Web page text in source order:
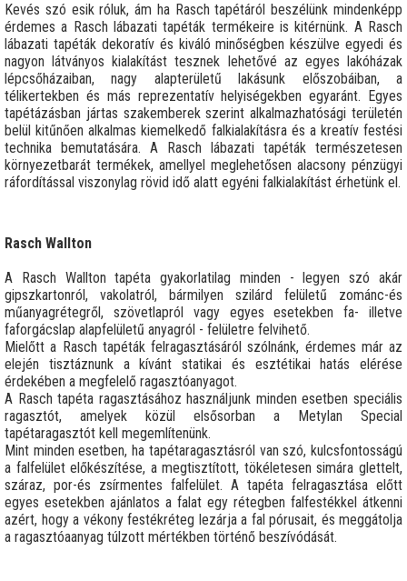
Kevés szó esik róluk, ám ha Rasch tapétáról beszélünk mindenképp
érdemes a Rasch lábazati tapéták termékeire is kitérnünk. A Rasch
lábazati tapéták dekoratív és kiváló minőségben készülve egyedi és
nagyon látványos kialakítást tesznek lehetővé az egyes lakóházak
lépcsőházaiban, nagy alapterületű lakásunk előszobáiban, a
télikertekben és más reprezentatív helyiségekben egyaránt. Egyes
tapétázásban jártas szakemberek szerint alkalmazhatósági területén
belül kitűnően alkalmas kiemelkedő falkialakításra és a kreatív festési
technika bemutatására. A Rasch lábazati tapéták természetesen
környezetbarát termékek, amellyel meglehetősen alacsony pénzügyi
ráfordítással viszonylag rövid idő alatt egyéni falkialakítást érhetünk el.
Rasch Wallton
A Rasch Wallton tapéta gyakorlatilag minden - legyen szó akár
gipszkartonról, vakolatról, bármilyen szilárd felületű zománc-és
műanyagrétegről, szövetlapról vagy egyes esetekben fa- illetve
faforgácslap alapfelületű anyagról - felületre felvihető.
Mielőtt a Rasch tapéták felragasztásáról szólnánk, érdemes már az
elején tisztáznunk a kívánt statikai és esztétikai hatás elérése
érdekében a megfelelő ragasztóanyagot.
A Rasch tapéta ragasztásához használjunk minden esetben speciális
ragasztót, amelyek közül elsősorban a Metylan Special
tapétaragasztót kell megemlítenünk.
Mint minden esetben, ha tapétaragasztásról van szó, kulcsfontosságú
a falfelület előkészítése, a megtisztított, tökéletesen simára glettelt,
száraz, por-és zsírmentes falfelület. A tapéta felragasztása előtt
egyes esetekben ajánlatos a falat egy rétegben falfestékkel átkenni
azért, hogy a vékony festékréteg lezárja a fal pórusait, és meggátolja
a ragasztóaanyag túlzott mértékben történő beszívódását.